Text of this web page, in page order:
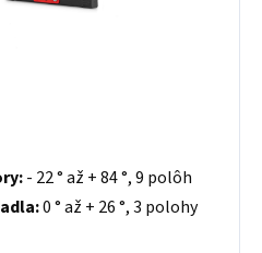
- 22 ° až + 84 °, 9 polôh
0 ° až + 26 °, 3 polohy